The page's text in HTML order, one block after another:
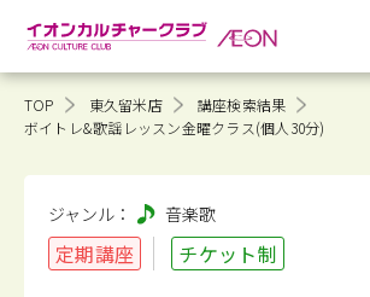
TOP 東久留米店
講座検索結果
ボイトレ&歌謡レッスン金曜クラス(個人30分)
ジャンル： 音楽歌
定期講座 チケット制